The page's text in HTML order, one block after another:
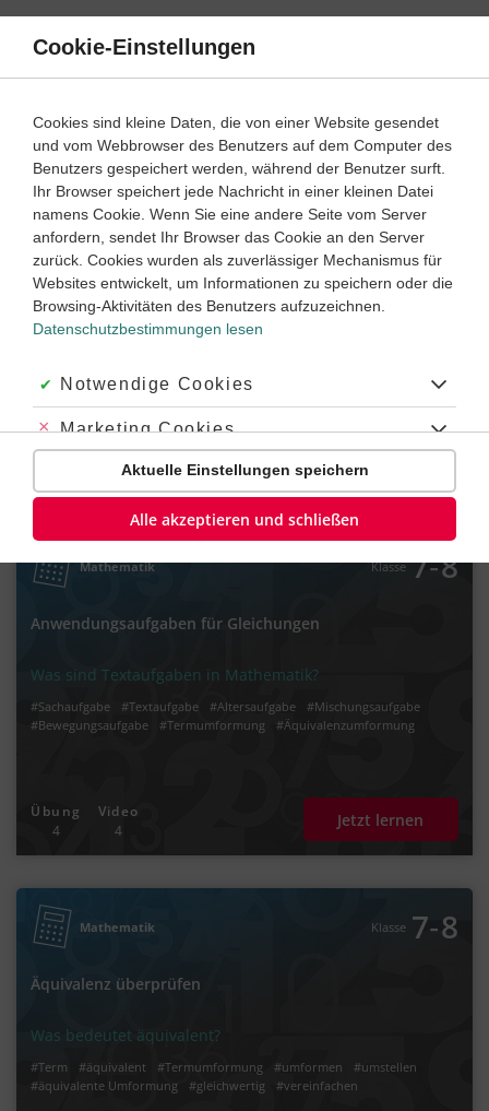
Direkt
Inhalt
Algebra
Mathematik Klasse 8
Allgemeine quadratische Gleichungen
#Scheitelpunktform
Übung
Video
2
Mathematik Klasse 7‐8
Anwendungsaufgaben für Gleichungen
Was sind Textaufgaben in Mathematik?
#Sachaufgabe #Textaufgabe #Altersaufgabe
#Mischungsaufgabe
#Bewegungsaufgabe
#Termumformung #Äquivalenzumformung
Übung
4
Video
4
Jetzt lernen
Mathematik Klasse 7‐8
Äquivalenz überprüfen
Was bedeutet äquivalent?
#Term #äquivalent #Termumformung #umformen
#umstellen
#äquivalente Umformung
#gleichwertig #vereinfachen
Cookie-Einstellungen
Cookies sind kleine Daten, die von einer Website gesendet
und vom Webbrowser des Benutzers auf dem Computer des
Benutzers gespeichert werden, während der Benutzer surft.
Ihr Browser speichert jede Nachricht in einer kleinen Datei
namens Cookie. Wenn Sie eine andere Seite vom Server
anfordern, sendet Ihr Browser das Cookie an den Server
zurück. Cookies wurden als zuverlässiger Mechanismus für
Websites entwickelt, um Informationen zu speichern oder die
Browsing-Aktivitäten des Benutzers aufzuzeichnen.
Datenschutzbestimmungen lesen
Akzeptiert:
Notwendige Cookies
Abgelehnt:
Marketing Cookies
Abgelehnt:
Personalisierungs-Cookies
Aktuelle Einstellungen speichern
Alle akzeptieren und schließen